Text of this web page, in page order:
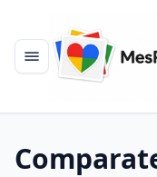
Menu